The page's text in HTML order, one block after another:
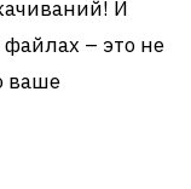
И
– это не
ваше